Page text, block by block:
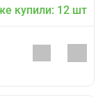
купили: 12 шт